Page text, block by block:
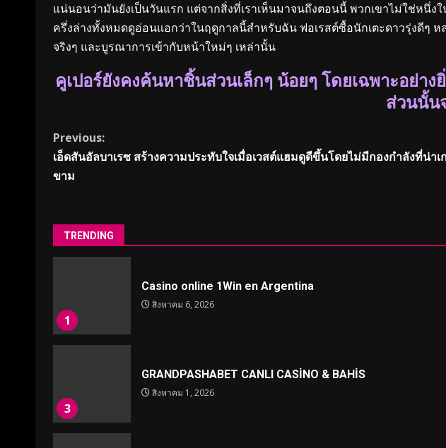
แน่นอนว่ามันยังเป็นวันแรก แต่จากสิ่งที่เราเห็นมาจนถึงตอนนี้ พวกเขาไม่ใช่หนึ่
ครึ่งล่างทั้งหมดดูอ่อนแอกว่าในฤดูกาลนี้สำหรับฉัน ฟอเรสต์ซื้อนักเตะดาวรุ่งดีๆ
จริงๆ และบูรณาการเข้ากับหน้าใหม่ๆ เหล่านั้น
คูเปอร์ยังคงค้นหาชิ้นส่วนเล็กๆ น้อยๆ โดยเฉพาะอย่
ส่วนนั้น
Continue
Reading
Previous:
เอ็ดสันอัลบาเรซ สร้างความประทับใจเมื่อเวสต์แฮมดูดีขึ้นโดยไม่มีกองกำลังที่น่าเ
ขาม
TRENDING
1
Casino online 1Win en Argentina
สิงหาคม 6, 2026
3
GRANDPASHABET CANLI CASİNO & BAHİS
สิงหาคม 1, 2026